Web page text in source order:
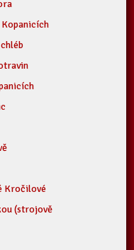
Kročilové
(strojově